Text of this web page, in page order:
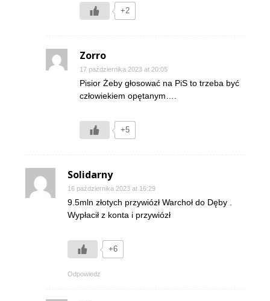
+2
Zorro
17 października 2023 at 20:05
Pisior Żeby głosować na PiS to trzeba być
człowiekiem opętanym….
+5
Solidarny
16 października 2023 at 16:29
9.5mln złotych przywiózł Warchoł do Dęby .
Wypłacił z konta i przywiózł
+6
Odpowiedz